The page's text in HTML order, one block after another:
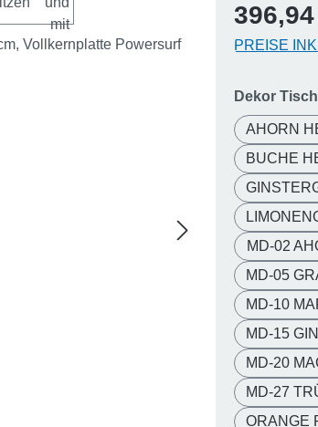
PREISE
Dekor
AHORN
BUCHE
MD-02
MD-05
MD-10
MD-15
MD-20
MD-27
ORANGE